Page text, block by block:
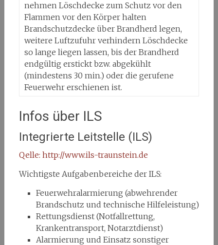
nehmen Löschdecke zum Schutz vor den
Flammen vor den Körper halten
Brandschutzdecke über Brandherd legen,
weitere Luftzufuhr verhindern Löschdecke
so lange liegen lassen, bis der Brandherd
endgültig erstickt bzw. abgekühlt
(mindestens 30 min.) oder die gerufene
Feuerwehr erschienen ist.
Infos über ILS
Integrierte Leitstelle (ILS)
Qelle: http://www.ils-traunstein.de
Wichtigste Aufgabenbereiche der ILS:
Feuerwehralarmierung (abwehrender
Brandschutz und technische Hilfeleistung)
Rettungsdienst (Notfallrettung,
Krankentransport, Notarztdienst)
Alarmierung und Einsatz sonstiger